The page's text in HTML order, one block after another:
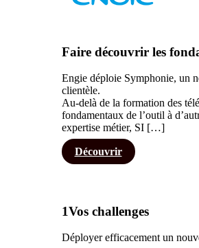
Faire découvrir les
Engie déploie Symphonie, un
clientèle.
Au-delà de la formation des
fondamentaux de l’outil à
expertise métier, SI […]
Découvrir
1Vos challenges
Déployer efficacement un